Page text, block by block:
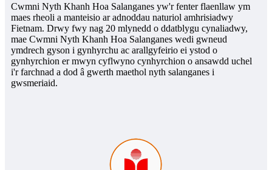
Cwmni Nyth Khanh Hoa Salanganes yw'r fenter flaenllaw ym
maes rheoli a manteisio ar adnoddau naturiol amhrisiadwy
Fietnam. Drwy fwy nag 20 mlynedd o ddatblygu cynaliadwy,
mae Cwmni Nyth Khanh Hoa Salanganes wedi gwneud
ymdrech gyson i gynhyrchu ac arallgyfeirio ei ystod o
gynhyrchion er mwyn cyflwyno cynhyrchion o ansawdd uchel
i'r farchnad a dod â gwerth maethol nyth salanganes i
gwsmeriaid.